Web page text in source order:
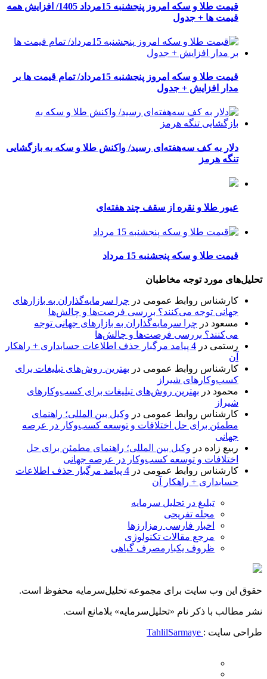
قیمت طلا و سکه امروز پنجشنبه 15مرداد 1405/ افزایش همه
قیمت ها + جدول
قیمت طلا و سکه امروز پنجشنبه 15مرداد/ تمام قیمت ها بر
مدار افزایش + جدول
دلار به کف سه‌هفته‌ای رسید/ واکنش طلا و سکه به بازگشایی
تنگه هرمز
عبور طلا و نقره از سقف چند هفته‌ای
قیمت طلا و سکه پنجشنبه 15 مرداد
تحلیل‌های مورد توجه مخاطبان
کارشناس روابط عمومی در چرا سرمایه‌گذاران به بازارهای
جهانی توجه می‌کنند؟ بررسی فرصت‌ها و چالش‌ها
مسعود در چرا سرمایه‌گذاران به بازارهای جهانی توجه
می‌کنند؟ بررسی فرصت‌ها و چالش‌ها
رستمی در
4 پیامد مرگبار حذف اطلاعات حسابداری + راهکار
آن
کارشناس روابط عمومی در بهترین روش‌های تبلیغات برای
کسب‌وکارهای شیراز
محمود در بهترین روش‌های تبلیغات برای کسب‌وکارهای
شیراز
کارشناس روابط عمومی در وکیل بین المللی؛ راهنمای
مطمئن برای حل اختلافات و توسعه کسب‌وکار در عرصه
جهانی
ربیع زاده در وکیل بین المللی؛ راهنمای مطمئن برای حل
اختلافات و توسعه کسب‌وکار در عرصه جهانی
کارشناس روابط عمومی در
4 پیامد مرگبار حذف اطلاعات
حسابداری + راهکار آن
تبلیغ در تحلیل سرمایه
مجله تفریحی
اخبار فارسی رمزارزها
مرجع مقالات تکنولوژی
ظروف یکبارمصرف گیاهی
حقوق این وب سایت برای مجموعه تحلیل‌سرمایه محفوظ است.
نشر مطالب با ذکر نام «تحلیل‌سرمایه» بلامانع است.
طراحی سایت :